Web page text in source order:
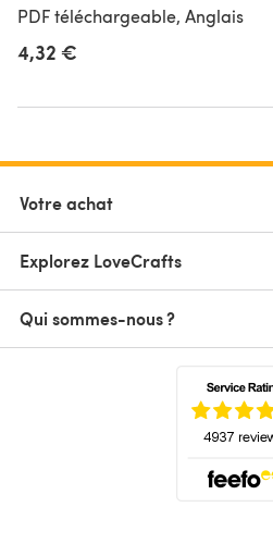
PDF téléchargeable, Anglais
4,32 €
Votre achat
Explorez LoveCrafts
Qui sommes-nous ?